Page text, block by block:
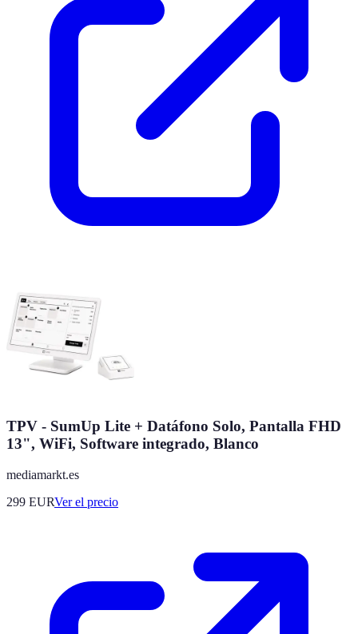
TPV - SumUp Lite + Datáfono Solo, Pantalla FHD
13", WiFi, Software integrado, Blanco
mediamarkt.es
299 EURVer el precio